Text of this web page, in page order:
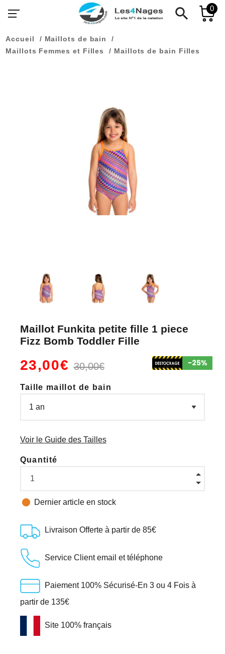
search 0
Accueil
Maillots de bain
Maillots Femmes et Filles
Maillots de bain Filles
Maillot Funkita petite fille 1 piece
Fizz Bomb Toddler Fille
23,00€30,00€
Taille maillot de bain
Voir le Guide des Tailles
Quantité
 Dernier article en stock
Livraison Offerte à partir de 85€
Service Client email et téléphone
Paiement 100% Sécurisé-En 3 ou 4 Fois à
partir de 135€
Site 100% français